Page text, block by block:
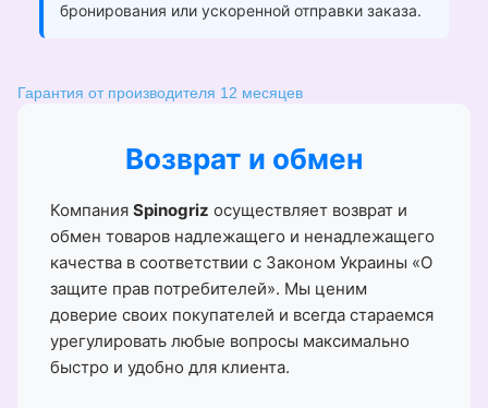
бронирования или ускоренной отправки заказа.
Гарантия от производителя 12 месяцев
Возврат и обмен
Компания Spinogriz осуществляет возврат и
обмен товаров надлежащего и ненадлежащего
качества в соответствии с Законом Украины «О
защите прав потребителей». Мы ценим
доверие своих покупателей и всегда стараемся
урегулировать любые вопросы максимально
быстро и удобно для клиента.